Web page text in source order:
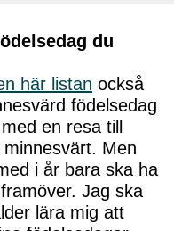
du
här listan också
födelsedag
en resa till
Men
i år bara ska ha
Jag ska
lära mig att